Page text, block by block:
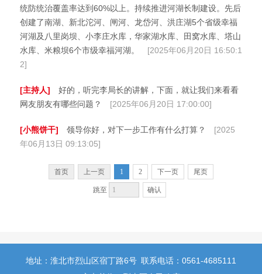
统防统治覆盖率达到60%以上。持续推进河湖长制建设。先后
创建了南湖、新北沱河、闸河、龙岱河、洪庄湖5个省级幸福
河湖及八里岗坝、小李庄水库，华家湖水库、田窝水库、塔山
水库、米粮坝6个市级幸福河湖。
[2025年06月20日 16:50:1
2]
[主持人]
好的，听完李局长的讲解，下面，就让我们来看看
网友朋友有哪些问题？
[2025年06月20日 17:00:00]
[小熊饼干] 领导你好，对下一步工作有什么打算？
[2025
年06月13日 09:13:05]
首页 上一页 1 2 下一页 尾页
跳至 确认
地址：淮北市烈山区宿丁路6号 联系电话：0561-4685111